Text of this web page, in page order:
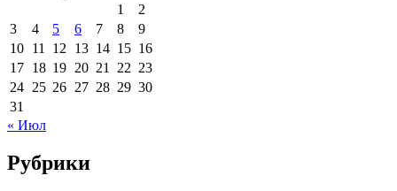
1
2
3
4 5 6 7 8
9
10 11 12 13 14 15 16
17 18 19 20 21 22 23
24 25 26 27 28 29 30
31
« Июл
Рубрики